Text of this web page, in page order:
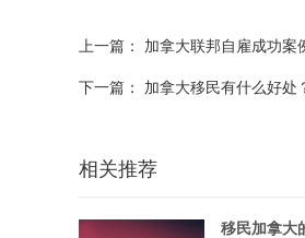
上一篇： 加拿大联邦自雇成功
下一篇： 加拿大移民有什么好处
相关推荐